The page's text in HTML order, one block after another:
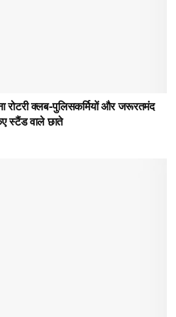
रोटरी क्लब-पुलिसकर्मियों और जरूरतमंद
स्टैंड वाले छाते